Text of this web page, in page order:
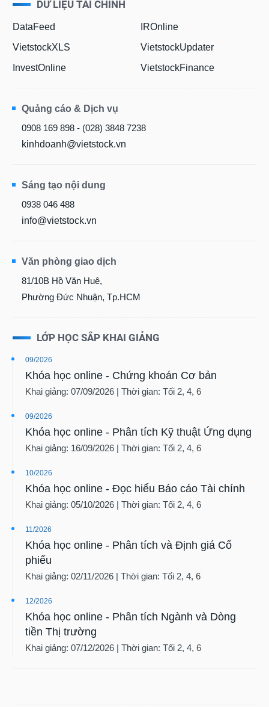
DỮ LIỆU TÀI CHÍNH
DataFeed
VietstockXLS
InvestOnline
IROnline
VietstockUpdater
VietstockFinance
Quảng cáo & Dịch vụ
0908 169 898 - (028) 3848 7238
kinhdoanh@vietstock.vn
Sáng tạo nội dung
0938 046 488
info@vietstock.vn
Văn phòng giao dịch
81/10B Hồ Văn Huê,
Phường Đức Nhuận, Tp.HCM
LỚP HỌC SẮP KHAI GIẢNG
09/2026
Khóa học online - Chứng khoán Cơ bản
Khai giảng: 07/09/2026 | Thời gian: Tối 2, 4, 6
09/2026
Khóa học online - Phân tích Kỹ thuật Ứng dụng
Khai giảng: 16/09/2026 | Thời gian: Tối 2, 4, 6
10/2026
Khóa học online - Đọc hiểu Báo cáo Tài chính
Khai giảng: 05/10/2026 | Thời gian: Tối 2, 4, 6
11/2026
Khóa học online - Phân tích và Định giá Cổ
phiếu
Khai giảng: 02/11/2026 | Thời gian: Tối 2, 4, 6
12/2026
Khóa học online - Phân tích Ngành và Dòng
tiền Thị trường
Khai giảng: 07/12/2026 | Thời gian: Tối 2, 4, 6